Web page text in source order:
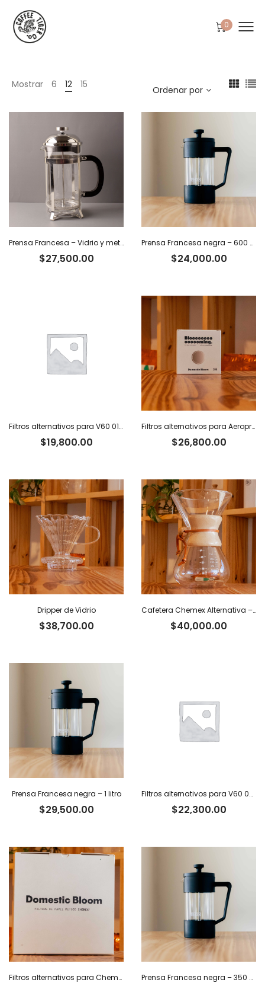
0
Mostrar 6 12 15 Ordenar por
Prensa Francesa – Vidrio y metal. 350 ml
$27,500.00
Prensa Francesa negra – 600 ml
$24,000.00
Filtros alternativos para V60 01 x 100 u.
$19,800.00
Filtros alternativos para Aeropress x 100 u.
$26,800.00
Dripper de Vidrio
$38,700.00
Cafetera Chemex Alternativa – 800 ml
$40,000.00
Prensa Francesa negra – 1 litro
$29,500.00
Filtros alternativos para V60 02 x 100 u.
$22,300.00
Filtros alternativos para Chemex x 100 u. Prensa Francesa negra – 350 ml